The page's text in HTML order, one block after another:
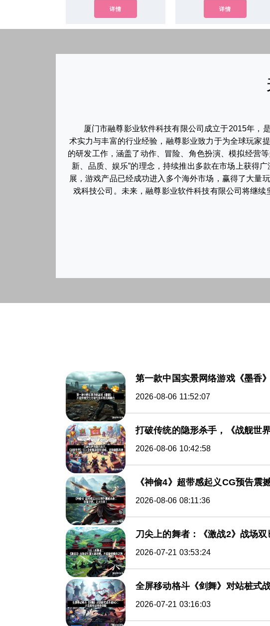
详情 详情
厦门市融尊影业软件科技有限公司成立于2015年，
术实力与丰富的行业经验，融尊影业致力于为全球玩家
的研发工作，涵盖了动作、冒险、角色扮演、模拟经营
新、品质、娱乐”的理念，持续推出多款在市场上获得
展，游戏产品已经成功进入多个海外市场，赢得了大量
戏科技公司。未来，融尊影业软件科技有限公司将继
第一款中国实景网络游戏《墨香
2026-08-06 11:52:07
打破传统的隐形杀手，《战舰世
2026-08-06 10:42:58
《神偷4》超带感起义CG预告震
2026-08-06 08:11:36
刀尖上的舞者：《激战2》战场
2026-07-21 03:53:24
全屏移动格斗《剑舞》对站桩式
2026-07-21 03:16:03